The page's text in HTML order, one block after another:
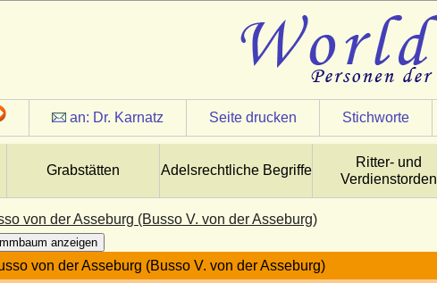
an: Dr. Karnatz Seite drucken Stichworte
Grabstätten Adelsrechtliche Begriffe
Ritter- und
Verdienstorden
von der Asseburg (Busso V. von der Asseburg)
anzeigen
von der Asseburg (Busso V. von der Asseburg)